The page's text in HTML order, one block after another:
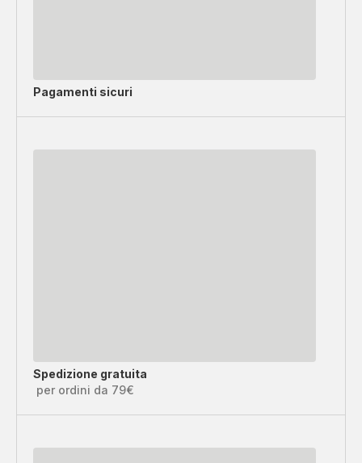
Pagamenti sicuri
Spedizione gratuita
per ordini da 79€